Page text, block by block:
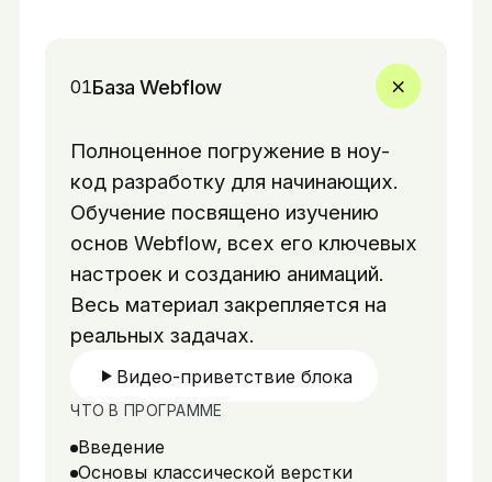
01База Webflow
Полноценное погружение в ноу-
код разработку для начинающих.
Обучение посвящено изучению
основ Webflow, всех его ключевых
настроек и созданию анимаций.
Весь материал закрепляется на
реальных задачах.
Видео-приветствие блока
ЧТО В ПРОГРАММЕ
Введение
Основы классической верстки